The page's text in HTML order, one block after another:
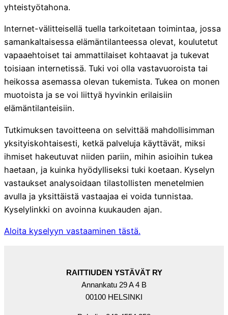
yhteistyötahona.
Internet-välitteisellä tuella tarkoitetaan toimintaa, jossa
samankaltaisessa elämäntilanteessa olevat, koulutetut
vapaaehtoiset tai ammattilaiset kohtaavat ja tukevat
toisiaan internetissä. Tuki voi olla vastavuoroista tai
heikossa asemassa olevan tukemista. Tukea on monen
muotoista ja se voi liittyä hyvinkin erilaisiin
elämäntilanteisiin.
Tutkimuksen tavoitteena on selvittää mahdollisimman
yksityiskohtaisesti, ketkä palveluja käyttävät, miksi
ihmiset hakeutuvat niiden pariin, mihin asioihin tukea
haetaan, ja kuinka hyödylliseksi tuki koetaan. Kyselyn
vastaukset analysoidaan tilastollisten menetelmien
avulla ja yksittäistä vastaajaa ei voida tunnistaa.
Kyselylinkki on avoinna kuukauden ajan.
Aloita kyselyyn vastaaminen tästä.
RAITTIUDEN YSTÄVÄT RY
Annankatu 29 A 4 B
00100 HELSINKI